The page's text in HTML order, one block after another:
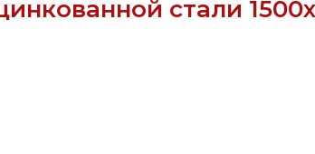
стали